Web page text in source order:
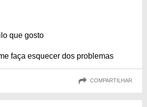
que gosto
faça esquecer dos problemas
COMPARTILHAR